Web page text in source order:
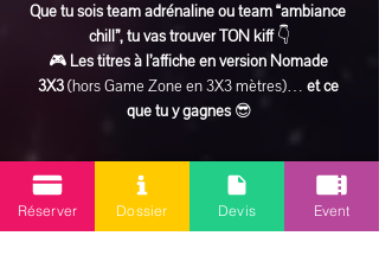
Que tu sois team adrénaline ou team “ambiance
chill”, tu vas trouver TON kiff 👇
🎮 Les titres à l’affiche en version Nomade
3X3 (hors Game Zone en 3X3 mètres)… et ce
que tu y gagnes 😎
En lire plus >
Réserver Dossier Devis Event